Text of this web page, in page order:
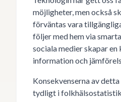
möjligheter, men också
förväntas vara
följer med hem via
sociala medier skapar
information och
Konsekvenserna av
tydligt i